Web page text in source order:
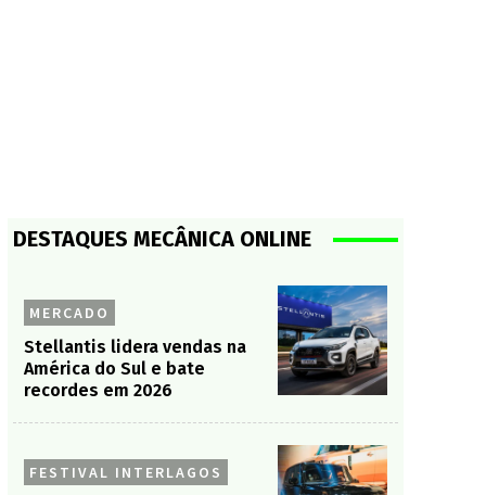
DESTAQUES MECÂNICA ONLINE
MERCADO
Stellantis lidera vendas na
América do Sul e bate
recordes em 2026
FESTIVAL INTERLAGOS